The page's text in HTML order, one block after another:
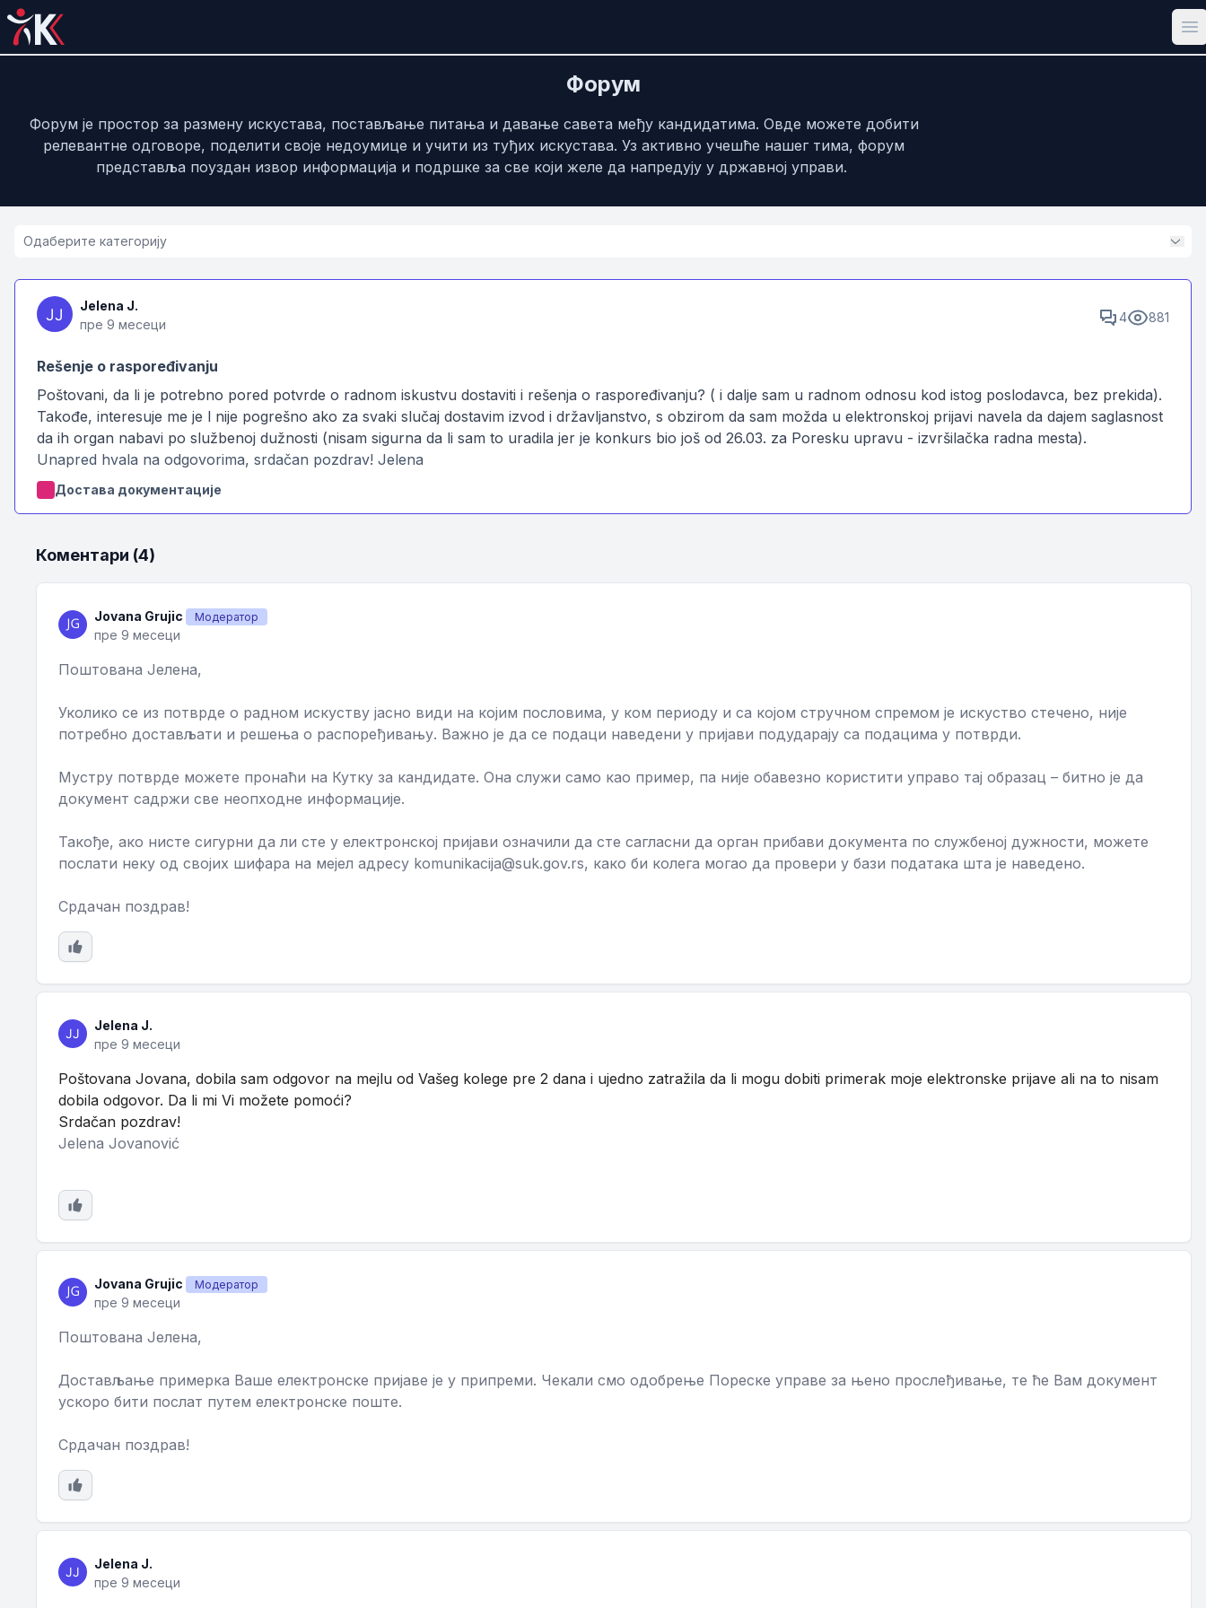
Форум
Форум је простор за размену искустава, постављање питања и давање савета међу кандидатима. Овде можете добити
релевантне одговоре, поделити своје недоумице и учити из туђих искустава. Уз активно учешће нашег тима, форум
представља поуздан извор информација и подршке за све који желе да напредују у државној управи.
Jelena J.
пре 9 месеци
4 881
Rešenje o raspoređivanju
Poštovani, da li je potrebno pored potvrde o radnom iskustvu dostaviti i rešenja o raspoređivanju? ( i dalje sam u radnom odnosu kod istog poslodavca, bez prekida).
Takođe, interesuje me je l nije pogrešno ako za svaki slučaj dostavim izvod i državljanstvo, s obzirom da sam možda u elektronskoj prijavi navela da dajem saglasnost
da ih organ nabavi po službenoj dužnosti (nisam sigurna da li sam to uradila jer je konkurs bio još od 26.03. za Poresku upravu - izvršilačka radna mesta).
Unapred hvala na odgovorima, srdačan pozdrav! Jelena
Достава документације
Коментари (4)
Jovana Grujic Модератор
пре 9 месеци
Поштована Јелена,
Уколико се из потврде о радном искуству јасно види на којим пословима, у ком периоду и са којом стручном спремом је искуство стечено, није
потребно достављати и решења о распоређивању. Важно је да се подаци наведени у пријави подударају са подацима у потврди.
Мустру потврде можете пронаћи на Кутку за кандидате. Она служи само као пример, па није обавезно користити управо тај образац – битно је да
документ садржи све неопходне информације.
Такође, ако нисте сигурни да ли сте у електронској пријави означили да сте сагласни да орган прибави документа по службеној дужности, можете
послати неку од својих шифара на мејел адресу komunikacija@suk.gov.rs, како би колега могао да провери у бази података шта је наведено.
Срдачан поздрав!
Jelena J.
пре 9 месеци
Poštovana Jovana, dobila sam odgovor na mejlu od Vašeg kolege pre 2 dana i ujedno zatražila da li mogu dobiti primerak moje elektronske prijave ali na to nisam
dobila odgovor. Da li mi Vi možete pomoći?
Srdačan pozdrav!
Jelena Jovanović
Jovana Grujic Модератор
пре 9 месеци
Поштована Јелена,
Достављање примерка Ваше електронске пријаве је у припреми. Чекали смо одобрење Пореске управе за њено прослеђивање, те ће Вам документ
ускоро бити послат путем електронске поште.
Срдачан поздрав!
Jelena J.
пре 9 месеци